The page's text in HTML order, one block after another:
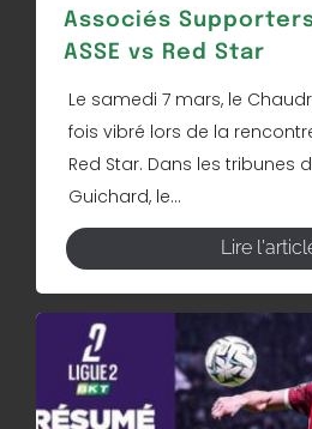
Associés
ASSE vs Red Star
Le samedi 7 mars, le
fois vibré lors de la rencontre
Red Star. Dans les tribunes
Guichard, le...
Lire